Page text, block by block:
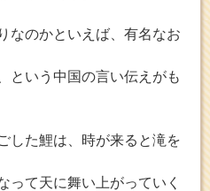
なのかといえば、有名なお
という中国の言い伝えがも
した鯉は、時が来ると滝を
って天に舞い上がっていく